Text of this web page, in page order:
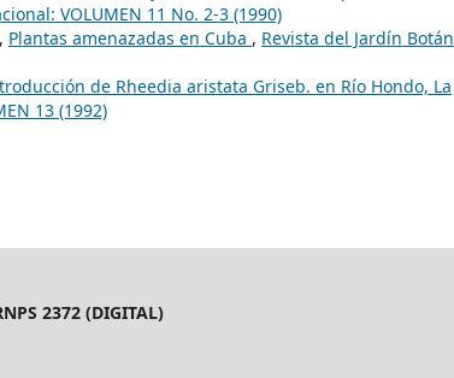
VOLUMEN 11 No. 2-3 (1990)
Plantas amenazadas en Cuba , Revista del Jardín
de Rheedia aristata Griseb. en Río Hondo, La
13 (1992)
2372 (DIGITAL)